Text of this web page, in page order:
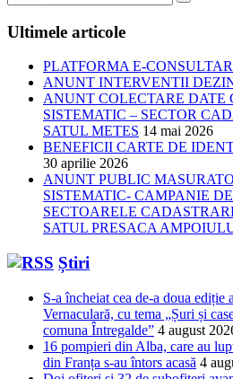
Ultimele articole
PLATFORMA E-
ANUNT INTERVENTII
ANUNT COLECTARE DATE
SISTEMATIC – SECTOR
SATUL METES 14 mai 2026
BENEFICII CARTE DE
30 aprilie 2026
ANUNT PUBLIC
SISTEMATIC- CAMPANIE
SECTOARELE
SATUL PRESACA
Știri
S-a încheiat cea de-a doua ediție
Vernaculară, cu tema „Șuri și
comuna Întregalde” 4 august
16 pompieri din Alba, care au
din Franța s-au întors acasă 4